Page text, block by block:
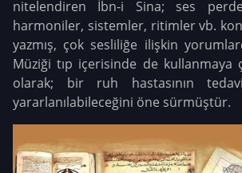
nitelendiren İbn-i Sina; ses
harmoniler, sistemler, ritimler vb.
yazmış, çok sesliliğe ilişkin
Müziği tıp içerisinde de kullanmaya
olarak; bir ruh hastasının
yararlanılabileceğini öne sürmüştür.